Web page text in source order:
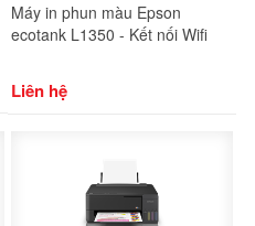
Máy in phun màu Epson
ecotank L1350 - Kết nối Wifi
Liên hệ